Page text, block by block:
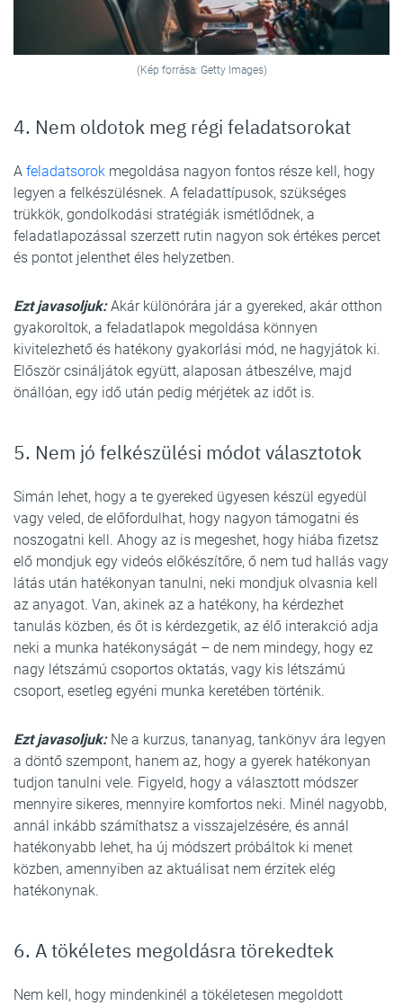
(Kép forrása: Getty Images)
4. Nem oldotok meg régi feladatsorokat
A feladatsorok megoldása nagyon fontos része kell, hogy
legyen a felkészülésnek. A feladattípusok, szükséges
trükkök, gondolkodási stratégiák ismétlődnek, a
feladatlapozással szerzett rutin nagyon sok értékes percet
és pontot jelenthet éles helyzetben.
Ezt javasoljuk: Akár különórára jár a gyereked, akár otthon
gyakoroltok, a feladatlapok megoldása könnyen
kivitelezhető és hatékony gyakorlási mód, ne hagyjátok ki.
Először csináljátok együtt, alaposan átbeszélve, majd
önállóan, egy idő után pedig mérjétek az időt is.
5. Nem jó felkészülési módot választotok
Simán lehet, hogy a te gyereked ügyesen készül egyedül
vagy veled, de előfordulhat, hogy nagyon támogatni és
noszogatni kell. Ahogy az is megeshet, hogy hiába fizetsz
elő mondjuk egy videós előkészítőre, ő nem tud hallás vagy
látás után hatékonyan tanulni, neki mondjuk olvasnia kell
az anyagot. Van, akinek az a hatékony, ha kérdezhet
tanulás közben, és őt is kérdezgetik, az élő interakció adja
neki a munka hatékonyságát – de nem mindegy, hogy ez
nagy létszámú csoportos oktatás, vagy kis létszámú
csoport, esetleg egyéni munka keretében történik.
Ezt javasoljuk: Ne a kurzus, tananyag, tankönyv ára legyen
a döntő szempont, hanem az, hogy a gyerek hatékonyan
tudjon tanulni vele. Figyeld, hogy a választott módszer
mennyire sikeres, mennyire komfortos neki. Minél nagyobb,
annál inkább számíthatsz a visszajelzésére, és annál
hatékonyabb lehet, ha új módszert próbáltok ki menet
közben, amennyiben az aktuálisat nem érzitek elég
hatékonynak.
6. A tökéletes megoldásra törekedtek
Nem kell, hogy mindenkinél a tökéletesen megoldott